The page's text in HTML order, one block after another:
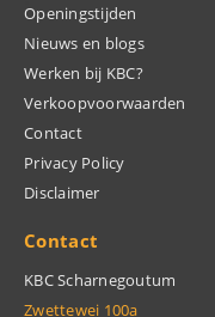
Openingstijden
Nieuws en blogs
Werken bij KBC?
Verkoopvoorwaarden
Contact
Privacy Policy
Disclaimer
Contact
KBC Scharnegoutum
Zwettewei 100a